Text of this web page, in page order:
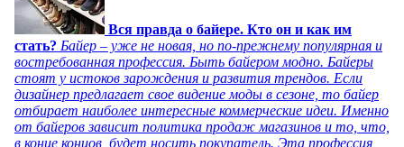
Вся правда о байере. Кто он и как им
стать? Байер – уже не новая, но по-прежнему популярная и
востребованная профессия. Быть байером модно. Байеры
стоят у истоков зарождения и развития трендов. Если
дизайнер предлагает свое видение моды в сезоне, то байер
отбирает наиболее интересные коммерческие идеи. Именно
от байеров зависит политика продаж магазинов и то, что,
в конце концов, будет носить покупатель. Эта профессия